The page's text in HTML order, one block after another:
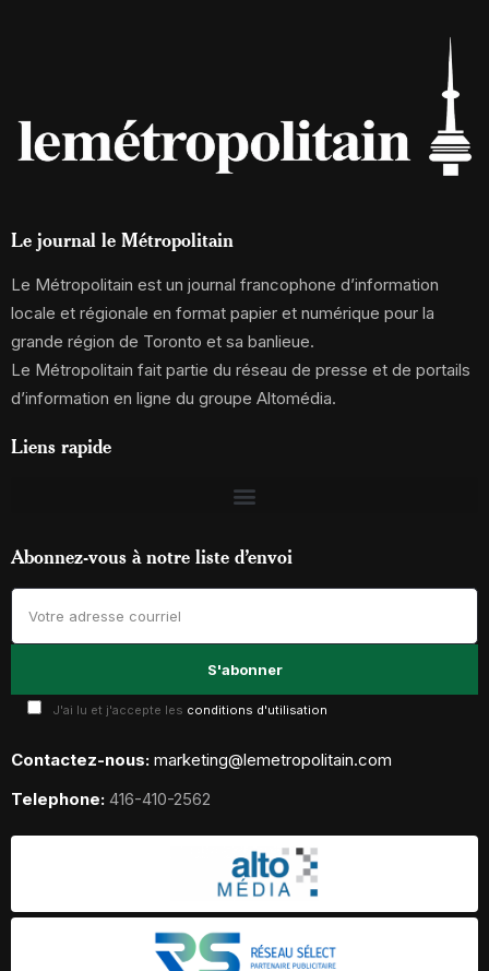
Le journal le Métropolitain
Le Métropolitain est un journal francophone d’information
locale et régionale en format papier et numérique pour la
grande région de Toronto et sa banlieue.
Le Métropolitain fait partie du réseau de presse et de portails
d’information en ligne du groupe Altomédia.
Liens rapide
Abonnez-vous à notre liste d’envoi
J'ai lu et j'accepte les conditions d'utilisation
Contactez-nous: marketing@lemetropolitain.com
Telephone: 416-410-2562